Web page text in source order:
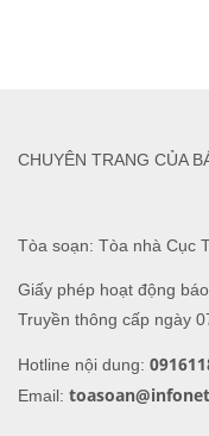
Tòa soạn: Tòa nhà Cục
Giấy phép hoạt động
Truyền thông cấp ngày
Hotline nội dung:
Email:
CHUYÊN TRANG CỦA